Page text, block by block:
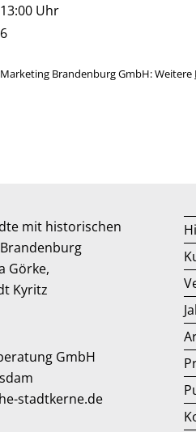
Uhr
Brandenburg GmbH: Weitere
mit historischen
Görke,
Kyritz
GmbH
stadtkerne.de